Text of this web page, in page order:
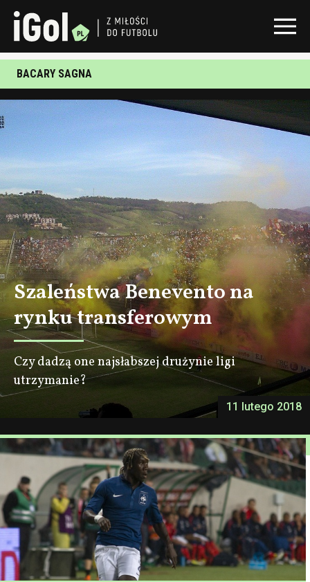
BACARY SAGNA
11 lutego 2018
Szaleństwa Benevento na
rynku transferowym
Czy dadzą one najsłabszej drużynie ligi
utrzymanie?